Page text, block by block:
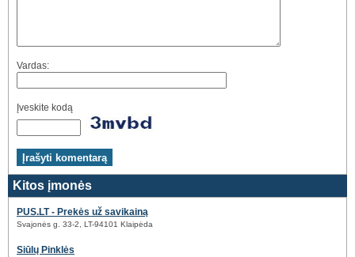
Vardas:
Įveskite kodą
Kitos įmonės
PUS.LT - Prekės už savikainą
Svajonės g. 33-2, LT-94101 Klaipėda
Siūlų Pinklės